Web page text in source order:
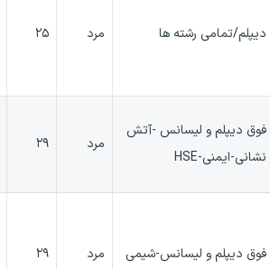
دیپلم/تمامی رشته ها مرد ۲۵
فوق دیپلم و لیسانس -آتش
نشانی-ایمنی-HSE
مرد ۲۹
فوق دیپلم و لیسانس-شیمی مرد ۲۹